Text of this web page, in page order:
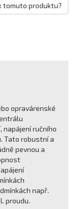
tomuto produktu?
opravárenské
napájení ručního
Tato robustní a
pevnou a
např.
proudu.